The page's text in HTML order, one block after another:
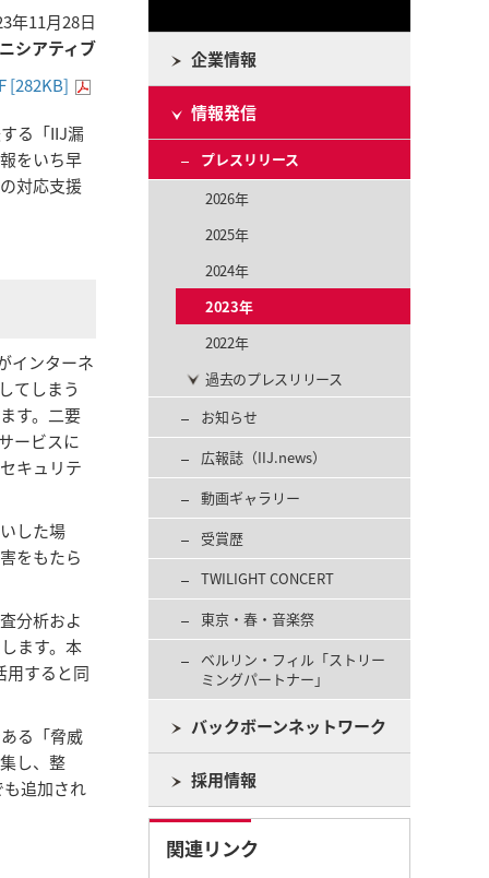
年11月28日
シアティブ
[282KB]
る「IIJ漏
をいち早
対応支援
インターネ
てしまう
す。二要
ービスに
キュリテ
した場
をもたら
分析およ
ます。本
用すると同
る「脅威
し、整
追加され
企業情報
情報発信
プレスリリース
2026年
2025年
2024年
2023年
2022年
過去のプレスリリース
お知らせ
広報誌（IIJ.news）
動画ギャラリー
受賞歴
TWILIGHT CONCERT
東京・春・音楽祭
ベルリン・フィル「ストリー
ミングパートナー」
バックボーンネットワーク
採用情報
関連リンク